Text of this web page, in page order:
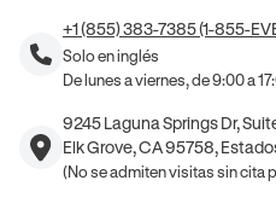
+1 (855) 383-7385 (1-855-
Solo en inglés
De lunes a viernes, de 9:00 a
9245 Laguna Springs Dr,
Elk Grove, CA 95758,
(No se admiten visitas sin cita